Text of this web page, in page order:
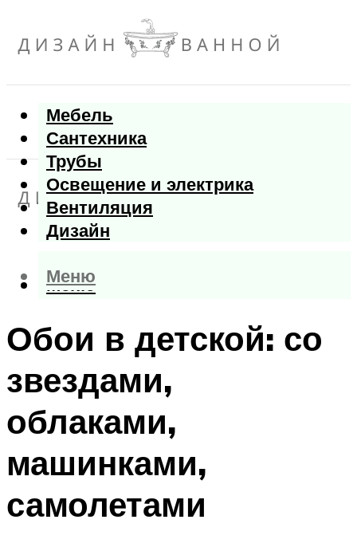
Мебель
Сантехника
Трубы
Освещение и электрика
Вентиляция
Дизайн
Меню
Меню
Обои в детской: со
звездами,
облаками,
машинками,
самолетами